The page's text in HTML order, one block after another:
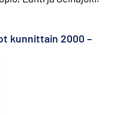
kunnittain 2000 –